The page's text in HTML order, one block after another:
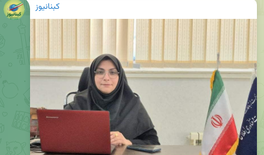
کبنانیوز